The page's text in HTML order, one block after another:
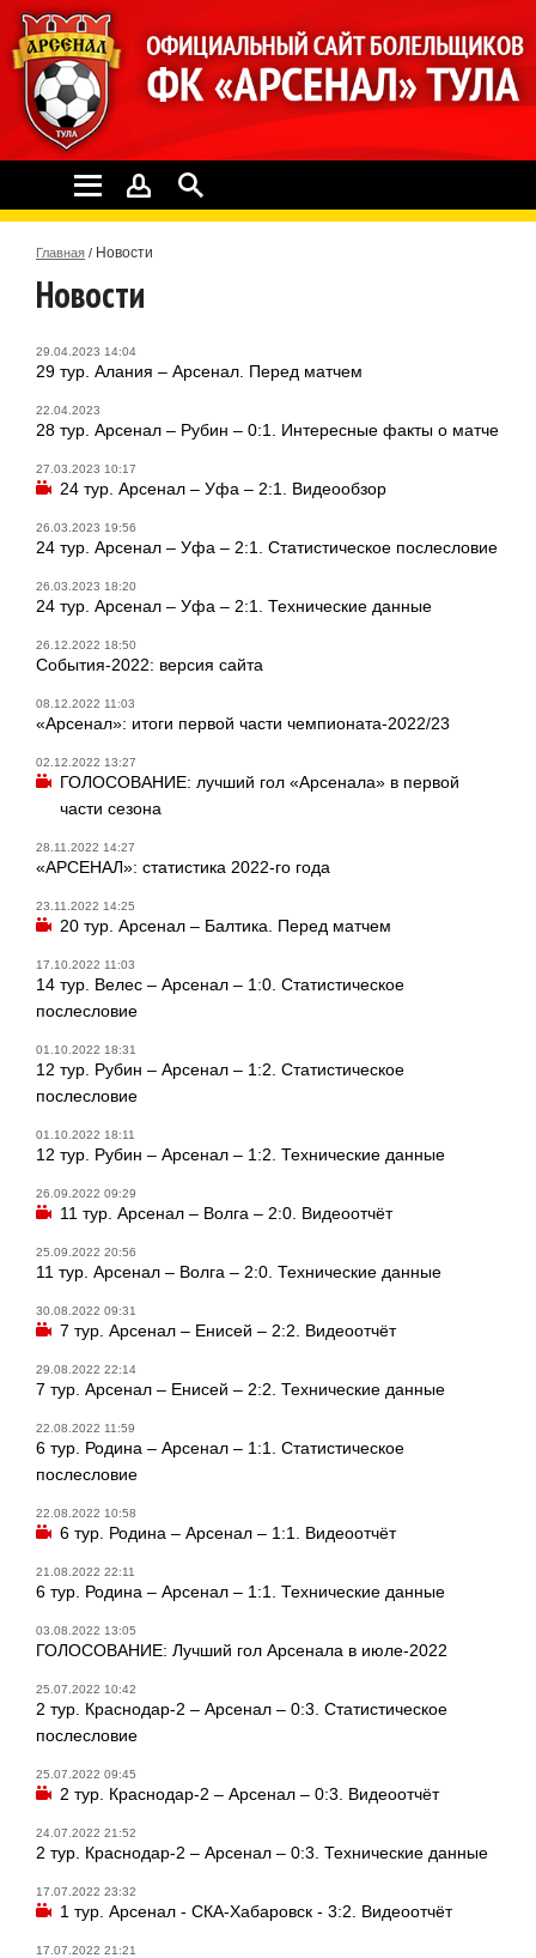
Главная / Новости
Новости
29.04.2023 14:04
29 тур. Алания – Арсенал. Перед матчем
22.04.2023
28 тур. Арсенал – Рубин – 0:1. Интересные факты о матче
27.03.2023 10:17
24 тур. Арсенал – Уфа – 2:1. Видеообзор
26.03.2023 19:56
24 тур. Арсенал – Уфа – 2:1. Статистическое послесловие
26.03.2023 18:20
24 тур. Арсенал – Уфа – 2:1. Технические данные
26.12.2022 18:50
События-2022: версия сайта
08.12.2022 11:03
«Арсенал»: итоги первой части чемпионата-2022/23
02.12.2022 13:27
ГОЛОСОВАНИЕ: лучший гол «Арсенала» в первой
части сезона
28.11.2022 14:27
«АРСЕНАЛ»: статистика 2022-го года
23.11.2022 14:25
20 тур. Арсенал – Балтика. Перед матчем
17.10.2022 11:03
14 тур. Велес – Арсенал – 1:0. Статистическое
послесловие
01.10.2022 18:31
12 тур. Рубин – Арсенал – 1:2. Статистическое
послесловие
01.10.2022 18:11
12 тур. Рубин – Арсенал – 1:2. Технические данные
26.09.2022 09:29
11 тур. Арсенал – Волга – 2:0. Видеоотчёт
25.09.2022 20:56
11 тур. Арсенал – Волга – 2:0. Технические данные
30.08.2022 09:31
7 тур. Арсенал – Енисей – 2:2. Видеоотчёт
29.08.2022 22:14
7 тур. Арсенал – Енисей – 2:2. Технические данные
22.08.2022 11:59
6 тур. Родина – Арсенал – 1:1. Статистическое
послесловие
22.08.2022 10:58
6 тур. Родина – Арсенал – 1:1. Видеоотчёт
21.08.2022 22:11
6 тур. Родина – Арсенал – 1:1. Технические данные
03.08.2022 13:05
ГОЛОСОВАНИЕ: Лучший гол Арсенала в июле-2022
25.07.2022 10:42
2 тур. Краснодар-2 – Арсенал – 0:3. Статистическое
послесловие
25.07.2022 09:45
2 тур. Краснодар-2 – Арсенал – 0:3. Видеоотчёт
24.07.2022 21:52
2 тур. Краснодар-2 – Арсенал – 0:3. Технические данные
17.07.2022 23:32
1 тур. Арсенал - СКА-Хабаровск - 3:2. Видеоотчёт
17.07.2022 21:21